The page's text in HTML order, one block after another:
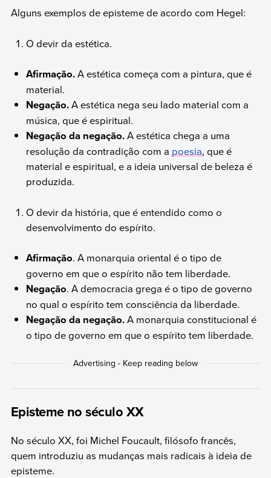
Alguns exemplos de episteme de acordo com Hegel:
O devir da estética.
Afirmação.A estética começa com a pintura, que é
material.
Negação.A estética nega seu lado material com a
música, que é espiritual.
Negação da negação.A estética chega a uma
resolução da contradição com apoesia, que é
material e espiritual, e a ideia universal de beleza é
produzida.
O devir da história, que é entendido como o
desenvolvimento do espírito.
Afirmação. A monarquia oriental é o tipo de
governo em que o espírito não tem liberdade.
Negação. A democracia grega é o tipo de governo
no qual o espírito tem consciência da liberdade.
Negação da negação.A monarquia constitucional é
o tipo de governo em que o espírito tem liberdade.
Episteme no século XX
No século XX, foi Michel Foucault, filósofo francês,
quem introduziu as mudanças mais radicais à ideia de
episteme.